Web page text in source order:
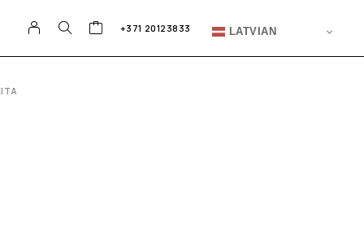
+371 20123833 LATVIAN